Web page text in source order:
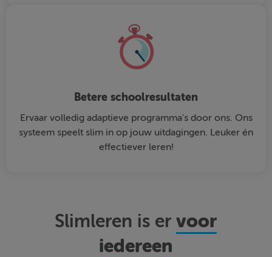
Betere schoolresultaten
Ervaar volledig adaptieve programma's door ons. Ons
systeem speelt slim in op jouw uitdagingen. Leuker én
effectiever leren!
Slimleren is ervoor
iedereen